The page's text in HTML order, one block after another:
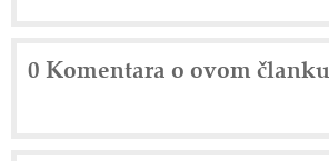
0 Komentara o ovom članku